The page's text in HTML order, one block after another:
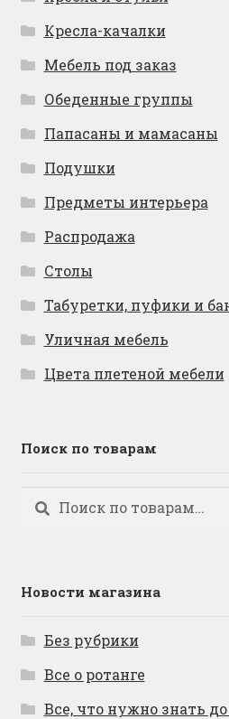
Кресла-качалки
Мебель под заказ
Обеденные группы
Папасаны и мамасаны
Подушки
Предметы интерьера
Распродажа
Столы
Табуретки, пуфики и
Уличная мебель
Цвета плетеной мебели
Поиск по товарам
Искать:
Поиск
Новости магазина
Без рубрики
Все о ротанге
Все, что нужно знать